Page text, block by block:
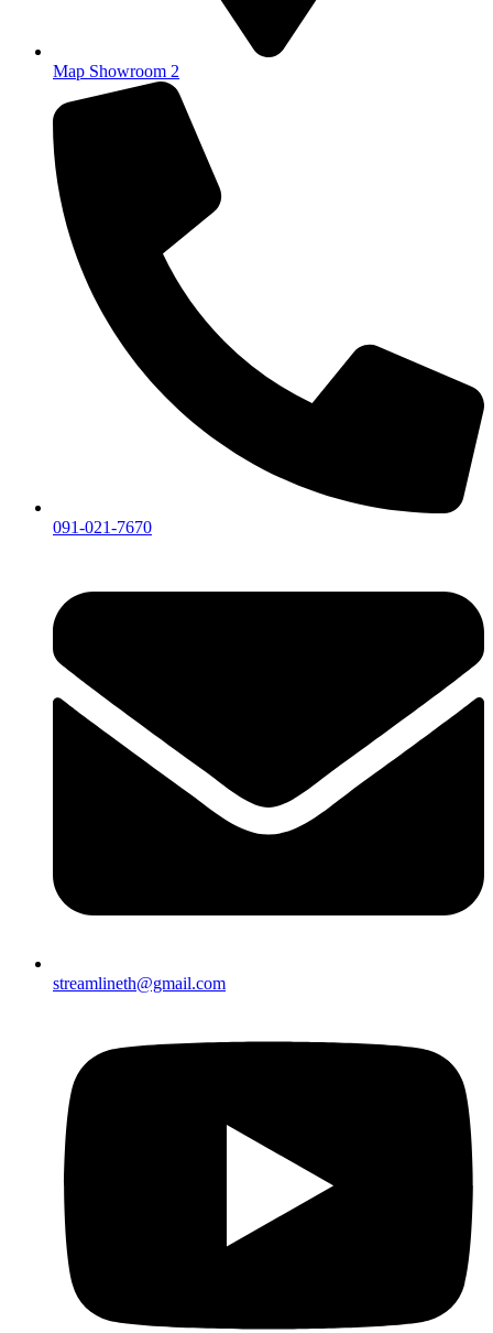
Map Showroom 2
091-021-7670
streamlineth@gmail.com